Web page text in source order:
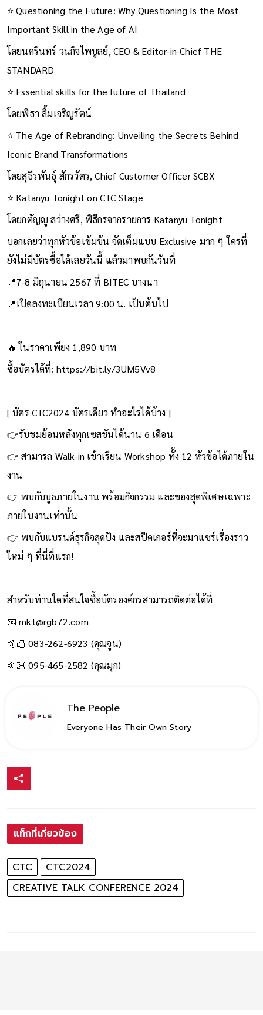
⭐ Questioning the Future: Why Questioning Is the Most
Important Skill in the Age of AI
โดยนครินทร์ วนกิจไพบูลย์, CEO & Editor-in-Chief THE
STANDARD
⭐ Essential skills for the future of Thailand
โดยพิธา ลิ้มเจริญรัตน์
⭐ The Age of Rebranding: Unveiling the Secrets Behind
Iconic Brand Transformations
โดยสุธีรพันธุ์ สักรวัตร, Chief Customer Officer SCBX
⭐ Katanyu Tonight on CTC Stage
โดยกตัญญู สว่างศรี, พิธีกรจากรายการ Katanyu Tonight
บอกเลยว่าทุกหัวข้อเข้มข้น จัดเต็มแบบ Exclusive มาก ๆ ใครที่
ยังไม่มีบัตรซื้อได้เลยวันนี้ แล้วมาพบกันวันที่
📍7-8 มิถุนายน 2567 ที่ BITEC บางนา
📍เปิดลงทะเบียนเวลา 9:00 น. เป็นต้นไป
🔥 ในราคาเพียง 1,890 บาท
ซื้อบัตรได้ที่: https://bit.ly/3UM5Vv8
[ บัตร CTC2024 บัตรเดียว ทำอะไรได้บ้าง ]
👉รับชมย้อนหลังทุกเซสชันได้นาน 6 เดือน
👉 สามารถ Walk-in เข้าเรียน Workshop ทั้ง 12 หัวข้อได้ภายใน
งาน
👉 พบกับบูธภายในงาน พร้อมกิจกรรม และของสุดพิเศษเฉพาะ
ภายในงานเท่านั้น
👉 พบกับแบรนด์ธุรกิจสุดปัง และสปีคเกอร์ที่จะมาแชร์เรื่องราว
ใหม่ ๆ ที่นี่ที่แรก!
สำหรับท่านใดที่สนใจซื้อบัตรองค์กรสามารถติดต่อได้ที่
📧mkt@rgb72.com
🤙🏻 083-262-6923 (คุณจูน)
🤙🏻 095-465-2582 (คุณมุก)
The People
Everyone Has Their Own Story
แท็กที่เกี่ยวข้อง
CTC
CTC2024
CREATIVE TALK CONFERENCE 2024